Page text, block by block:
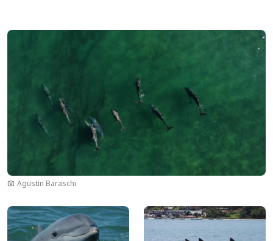
Imagem
Agustin Baraschi
Imagem Imagem